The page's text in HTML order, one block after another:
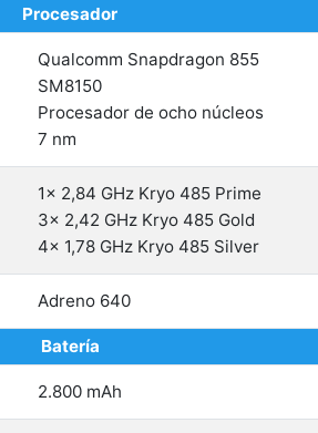
Procesador
Qualcomm Snapdragon 855
SM8150
Procesador de ocho núcleos
7 nm
1x 2,84 GHz Kryo 485 Prime
3x 2,42 GHz Kryo 485 Gold
4x 1,78 GHz Kryo 485 Silver
Adreno 640
Batería
2.800 mAh